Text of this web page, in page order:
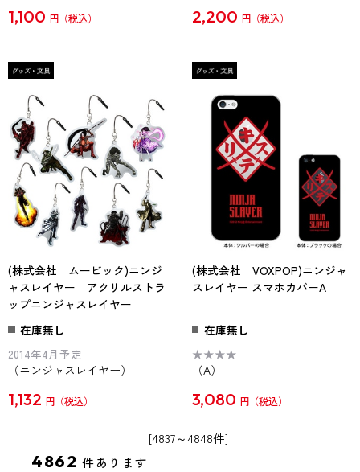
1,100 円 2,200 円
(株式会社 ムービック)ニンジ
ャスレイヤー アクリルストラ
ップニンジャスレイヤー
在庫無し
2014年4月予定
（ニンジャスレイヤー）
1,132 円
(株式会社 VOXPOP)ニンジャ
スレイヤー スマホカバーA
在庫無し
★★★★
（A）
3,080 円
[4837～4848件]
4862 件あります